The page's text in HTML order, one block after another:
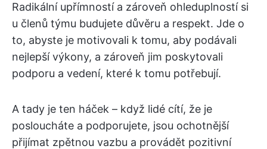
Radikální upřímností a zároveň ohleduplností si
u členů týmu budujete důvěru a respekt. Jde o
to, abyste je motivovali k tomu, aby podávali
nejlepší výkony, a zároveň jim poskytovali
podporu a vedení, které k tomu potřebují.
A tady je ten háček – když lidé cítí, že je
posloucháte a podporujete, jsou ochotnější
přijímat zpětnou vazbu a provádět pozitivní